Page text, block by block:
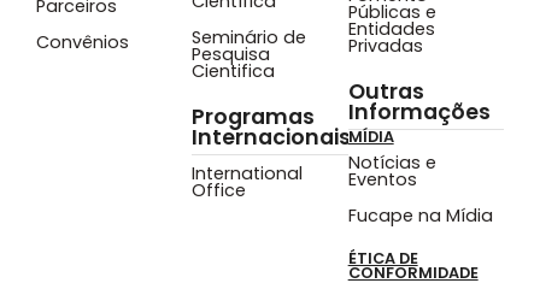
Parceiros
Convênios
Seminário de
Pesquisa
Cientifica
Programas
Internacionais
International
Office
Públicas e
Entidades
Privadas
Outras
Informações
MÍDIA
Notícias e
Eventos
Fucape na Mídia
ÉTICA DE
CONFORMIDADE